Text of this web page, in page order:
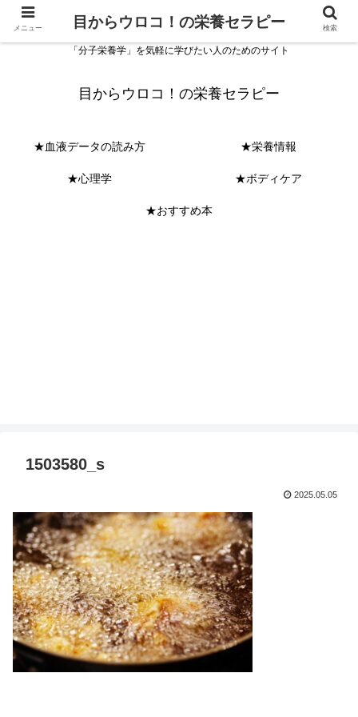
「分子栄養学」を気軽に学びたい人のためのサイト
目からウロコ！の栄養セラピー
★血液データの読み方 ★栄養情報
★心理学 ★ボディケア
★おすすめ本
1503580_s
2025.05.05
メニュー 目からウロコ！の栄養セラピー 検索